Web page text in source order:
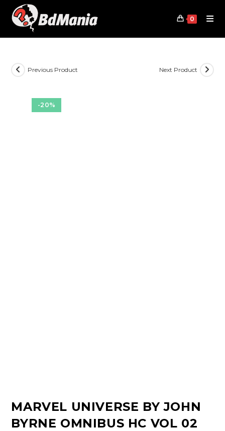
content
0
-20%
Previous Product Next Product
MARVEL UNIVERSE BY JOHN
BYRNE OMNIBUS HC VOL 02